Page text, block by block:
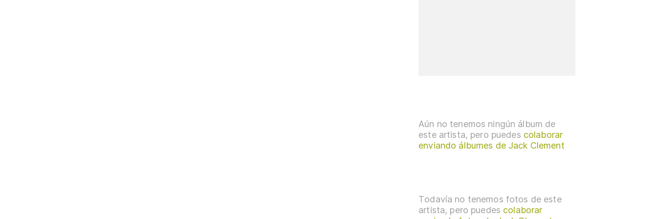
Aún no tenemos ningún álbum de
este artista, pero puedes colaborar
enviando álbumes de Jack Clement
Todavía no tenemos fotos de este
artista, pero puedes colaborar